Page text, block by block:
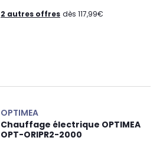
2 autres offres dès 117,99€
OPTIMEA
Chauffage électrique OPTIMEA
OPT-ORIPR2-2000